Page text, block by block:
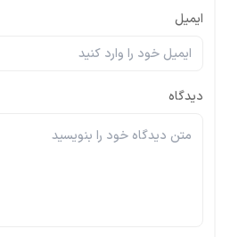
ایمیل
دیدگاه